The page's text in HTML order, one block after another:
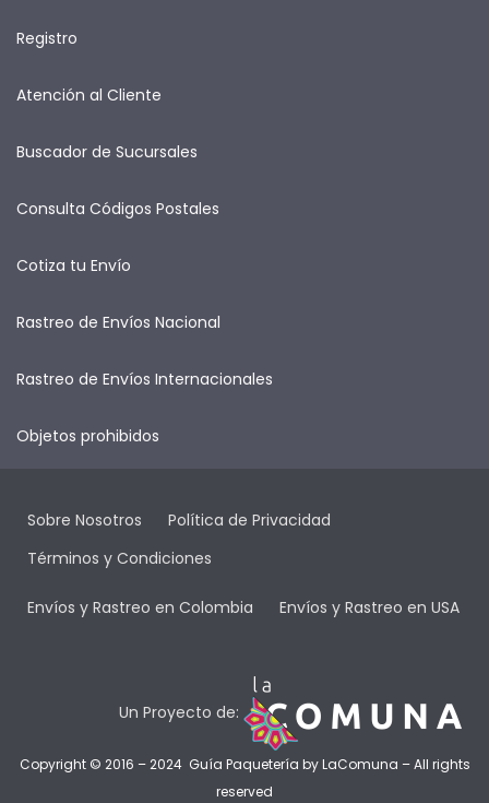
Registro
Atención al Cliente
Buscador de Sucursales
Consulta Códigos Postales
Cotiza tu Envío
Rastreo de Envíos Nacional
Rastreo de Envíos Internacionales
Objetos prohibidos
Sobre Nosotros
Política de Privacidad
Términos y Condiciones
Envíos y Rastreo en Colombia Envíos y Rastreo en USA
Un Proyecto de:
Copyright © 2016 – 2024 Guía Paquetería byLaComuna – All rights
reserved